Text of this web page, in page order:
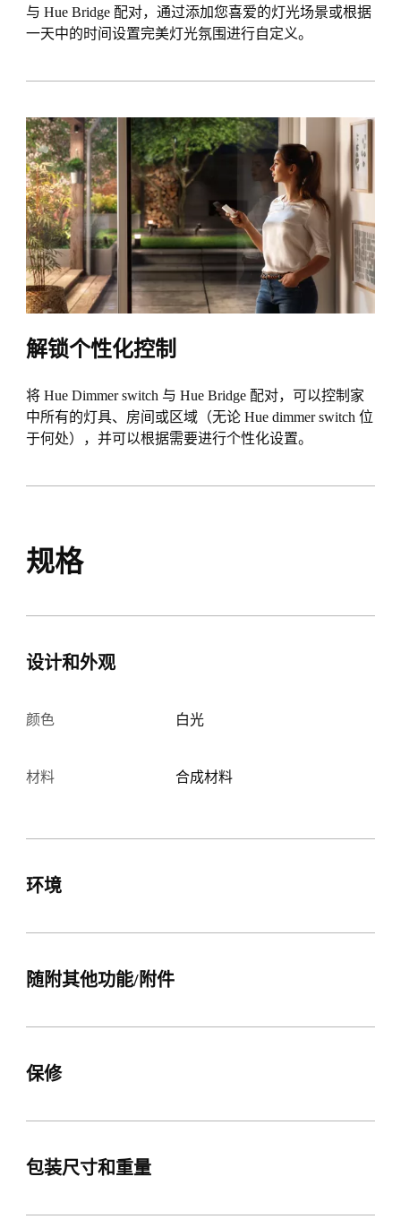
与 Hue Bridge 配对，通过添加您喜爱的灯光场景或根据
一天中的时间设置完美灯光氛围进行自定义。
解锁个性化控制
将 Hue Dimmer switch 与 Hue Bridge 配对，可以控制家
中所有的灯具、房间或区域（无论 Hue dimmer switch 位
于何处），并可以根据需要进行个性化设置。
规格
设计和外观
颜色 白光
材料 合成材料
环境
随附其他功能/附件
保修
包装尺寸和重量